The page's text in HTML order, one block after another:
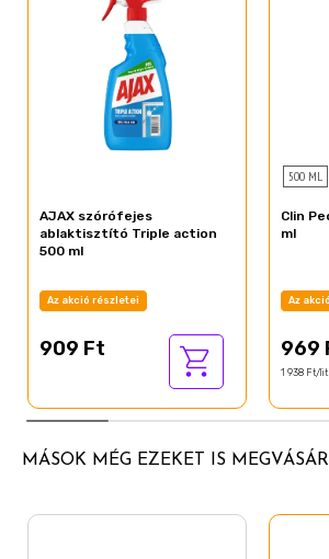
AJAX szórófejes
ablaktisztító Triple action
500 ml
Az akció részletei
909 Ft
500 ML
Clin
ml
Az
969
1 938 Ft/
MÁSOK MÉG EZEKET IS